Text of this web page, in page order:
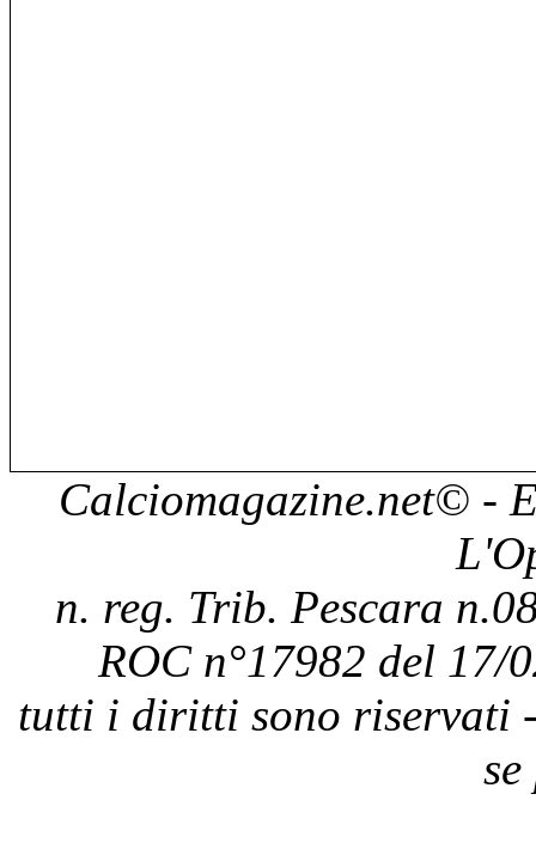
Calciomagazine.net© -
n. reg. Trib. Pescara
ROC n°17982 del 17/
tutti i diritti sono riservati